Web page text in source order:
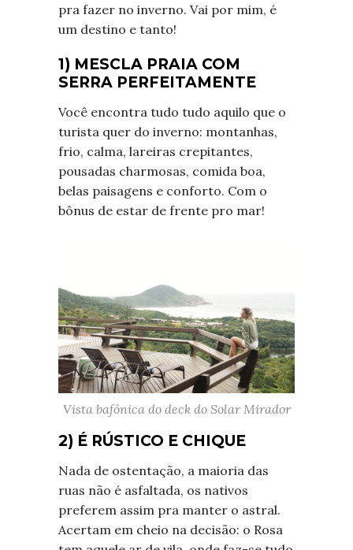
pra fazer no inverno. Vai por mim, é
um destino e tanto!
1) MESCLA PRAIA COM
SERRA PERFEITAMENTE
Você encontra tudo tudo aquilo que o
turista quer do inverno: montanhas,
frio, calma, lareiras crepitantes,
pousadas charmosas, comida boa,
belas paisagens e conforto. Com o
bônus de estar de frente pro mar!
Vista bafônica do deck do Solar Mirador
2) É RÚSTICO E CHIQUE
Nada de ostentação, a maioria das
ruas não é asfaltada, os nativos
preferem assim pra manter o astral.
Acertam em cheio na decisão: o Rosa